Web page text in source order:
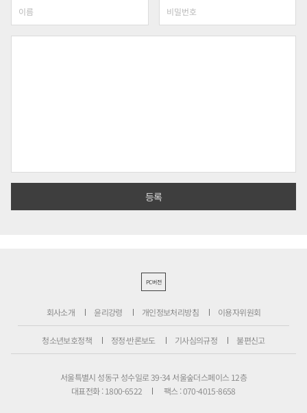
PC버전
회사소개 윤리강령 개인정보처리방침 이용자위원회
청소년보호정책 정정·반론보도 기사심의규정 불편신고
서울특별시 성동구 성수일로 39-34 서울숲더스페이스 12층
대표전화 : 1800-6522
팩스 : 070-4015-8658